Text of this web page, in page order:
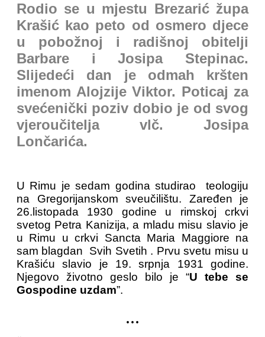
Rodio se u mjestu Brezarić župa
Krašić kao peto od osmero djece
u pobožnoj i radišnoj obitelji
Barbare i Josipa Stepinac.
Slijedeći dan je odmah kršten
imenom Alojzije Viktor. Poticaj za
svećenički poziv dobio je od svog
vjeroučitelja vlč. Josipa
Lončarića.
U Rimu je sedam godina studirao teologiju
na Gregorijanskom sveučilištu. Zaređen je
26.listopada 1930 godine u rimskoj crkvi
svetog Petra Kanizija, a mladu misu slavio je
u Rimu u crkvi Sancta Maria Maggiore na
sam blagdan Svih Svetih . Prvu svetu misu u
Krašiću slavio je 19. srpnja 1931 godine.
Njegovo životno geslo bilo je “U tebe se
Gospodine uzdam”.
...